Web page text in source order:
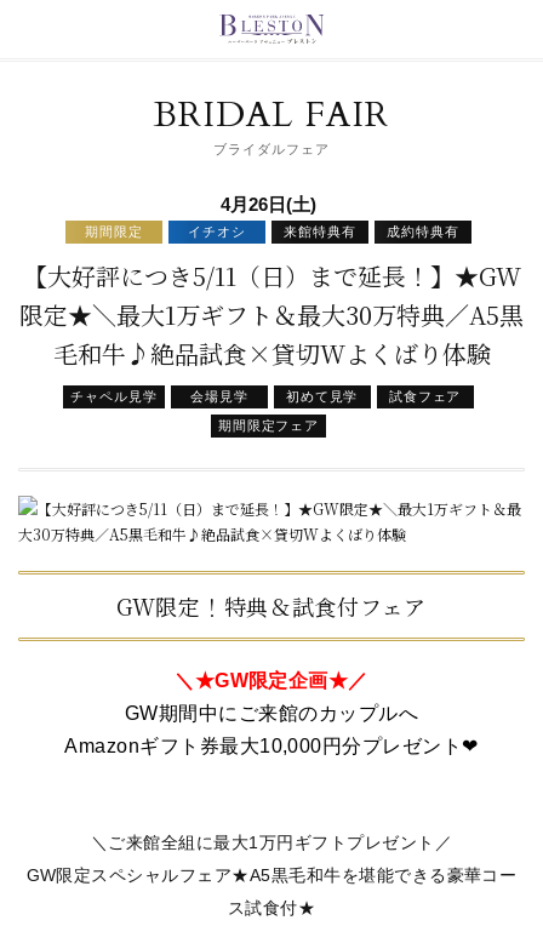
BRIDAL FAIR
ブライダルフェア
4月26日(土)
期間限定 イチオシ 来館特典有 成約特典有
【大好評につき5/11（日）まで延長！】★GW
限定★＼最大1万ギフト＆最大30万特典／A5黒
毛和牛♪絶品試食×貸切Wよくばり体験
チャペル見学 会場見学 初めて見学
試食フェア
期間限定フェア
GW限定！特典＆試食付フェア
＼★GW限定企画★／
GW期間中にご来館のカップルへ
Amazonギフト券最大10,000円分プレゼント❤
＼ご来館全組に最大1万円ギフトプレゼント／
GW限定スペシャルフェア★A5黒毛和牛を堪能できる豪華コー
ス試食付★